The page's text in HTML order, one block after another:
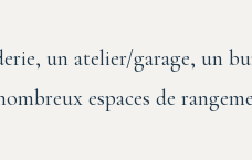
un atelier/garage, un
espaces de